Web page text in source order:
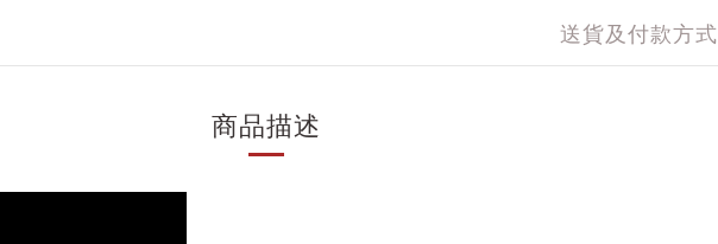
送貨及付款方式
商品描述